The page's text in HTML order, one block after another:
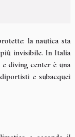
la nautica sta
invisibile. In Italia
diving center è una
e subacquei